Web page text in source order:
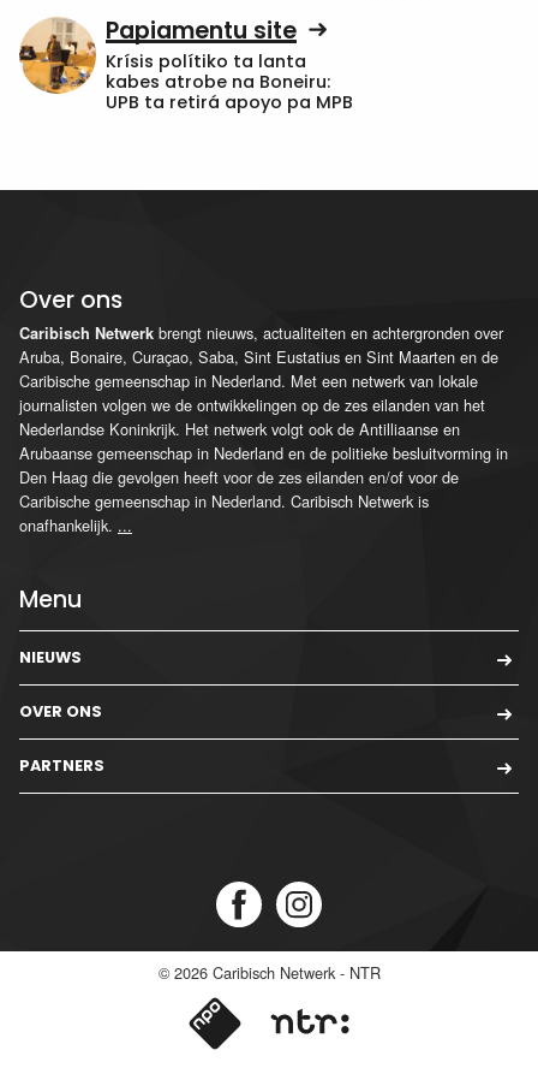
Papiamentu site
Krísis polítiko ta lanta
kabes atrobe na Boneiru:
UPB ta retirá apoyo pa MPB
Over ons
Caribisch Netwerk brengt nieuws, actualiteiten en achtergronden over
Aruba, Bonaire, Curaçao, Saba, Sint Eustatius en Sint Maarten en de
Caribische gemeenschap in Nederland. Met een netwerk van lokale
journalisten volgen we de ontwikkelingen op de zes eilanden van het
Nederlandse Koninkrijk. Het netwerk volgt ook de Antilliaanse en
Arubaanse gemeenschap in Nederland en de politieke besluitvorming in
Den Haag die gevolgen heeft voor de zes eilanden en/of voor de
Caribische gemeenschap in Nederland. Caribisch Netwerk is
onafhankelijk. ...
Menu
NIEUWS
OVER ONS
PARTNERS
© 2026 Caribisch Netwerk - NTR